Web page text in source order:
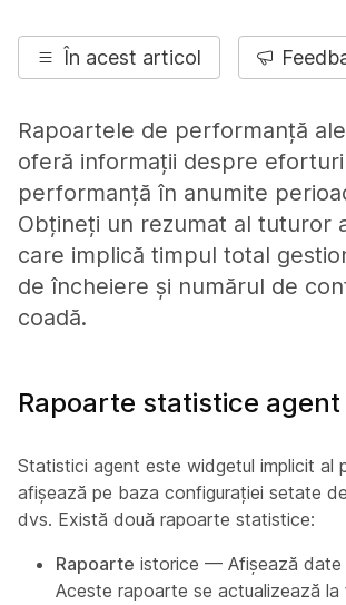
În acest articol
Rapoartele de performanță
oferă informații despre eforturi
performanță în anumite
Obțineți un rezumat al tuturor
care implică timpul total
de încheiere și numărul de
coadă.
Rapoarte statistice agent
Statistici agent este widgetul implicit al
afișează pe baza configurației setate
dvs. Există două rapoarte statistice:
Rapoarte istorice — Afișează date
Aceste rapoarte se actualizează